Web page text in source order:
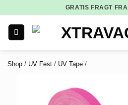
GRATIS FRAGT FRA
Shop / UV Fest / UV Tape /